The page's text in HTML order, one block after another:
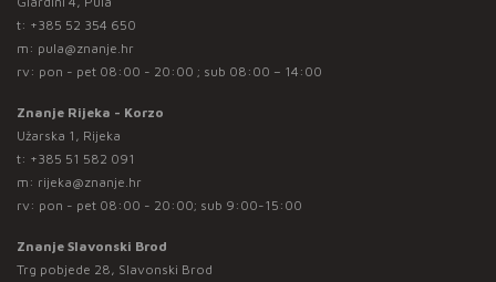
t: +385 52 354 650
m: pula@znanje.hr
rv: pon - pet 08:00 - 20:00 ; sub 08:00 – 14:00
Znanje Rijeka - Korzo
Užarska 1, Rijeka
t: +385 51 582 091
m: rijeka@znanje.hr
rv: pon - pet 08:00 - 20:00; sub 9:00-15:00
Znanje Slavonski Brod
Trg pobjede 28, Slavonski Brod